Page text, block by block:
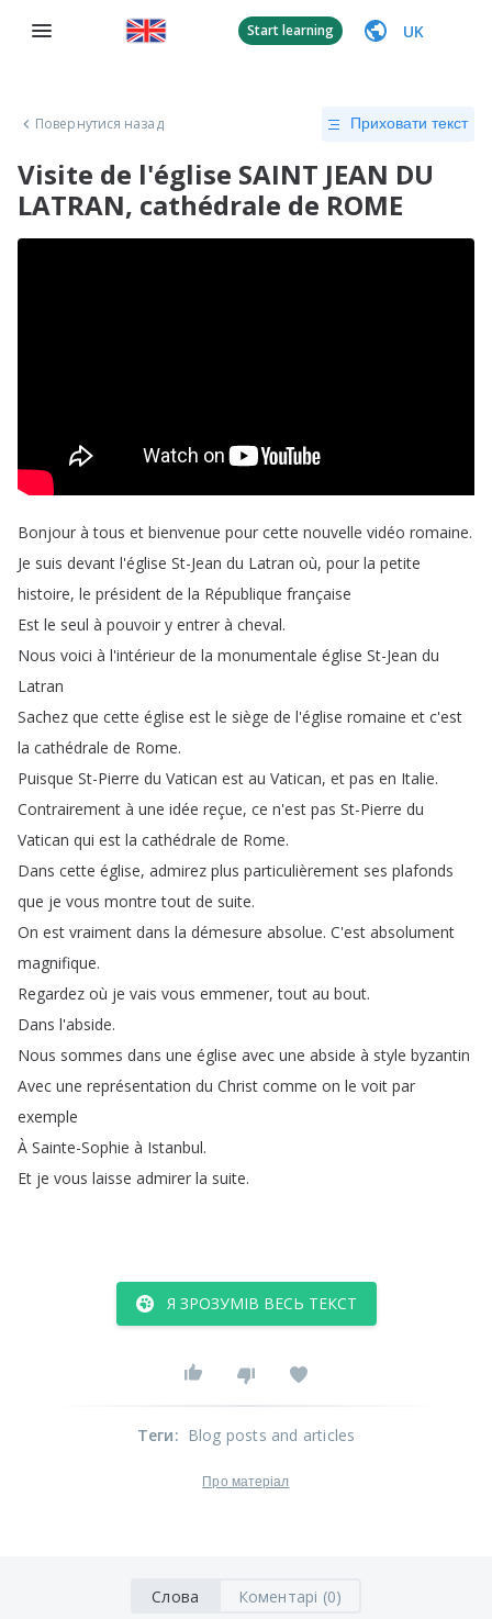
Start learning UK
Повернутися назад Приховати текст
Visite de l'église SAINT JEAN DU
LATRAN, cathédrale de ROME
Bonjour à tous et bienvenue pour cette nouvelle vidéo romaine.
Je suis devant l'église St-Jean du Latran où, pour la petite
histoire, le président de la République française
Est le seul à pouvoir y entrer à cheval.
Nous voici à l'intérieur de la monumentale église St-Jean du
Latran
Sachez que cette église est le siège de l'église romaine et c'est
la cathédrale de Rome.
Puisque St-Pierre du Vatican est au Vatican, et pas en Italie.
Contrairement à une idée reçue, ce n'est pas St-Pierre du
Vatican qui est la cathédrale de Rome.
Dans cette église, admirez plus particulièrement ses plafonds
que je vous montre tout de suite.
On est vraiment dans la démesure absolue. C'est absolument
magnifique.
Regardez où je vais vous emmener,tout au bout.
Dans l'abside.
Nous sommes dans une église avec une abside à style byzantin
Avec une représentation du Christ comme on le voit par
exemple
À Sainte-Sophie à Istanbul.
Et je vous laisse admirer la suite.
Я ЗРОЗУМІВ ВЕСЬ ТЕКСТ
Теги: Blog posts and articles
Про матеріал
Слова Коментарі (0)